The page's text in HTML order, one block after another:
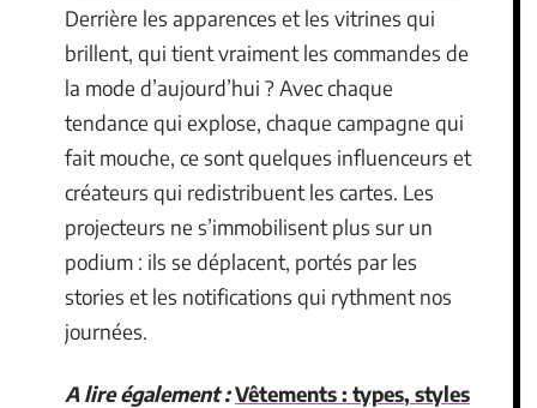
Derrière les apparences et les vitrines qui
brillent, qui tient vraiment les commandes de
la mode d’aujourd’hui ? Avec chaque
tendance qui explose, chaque campagne qui
fait mouche, ce sont quelques influenceurs et
créateurs qui redistribuent les cartes. Les
projecteurs ne s’immobilisent plus sur un
podium : ils se déplacent, portés par les
stories et les notifications qui rythment nos
journées.
A lire également :Vêtements : types, styles